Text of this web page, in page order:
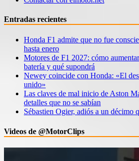
Entradas recientes
Honda F1 admite que no fue
hasta enero
Motores de F1 2027: cómo
batería y qué supondrá
Newey coincide con Honda: «El
unido»
Las claves de mal inicio de Aston
detalles que no se sabían
Sébastien Ogier, adiós a un décimo
Videos de @MotorClips